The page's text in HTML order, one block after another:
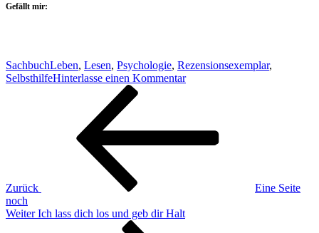
Gefällt mir:
SachbuchLeben, Lesen, Psychologie, Rezensionsexemplar,
SelbsthilfeHinterlasse einen Kommentarzu
Beitragsnavigation
Zurück
Eine Seite
noch
Nächster
Weiter Ich lass dich los und geb dir Halt